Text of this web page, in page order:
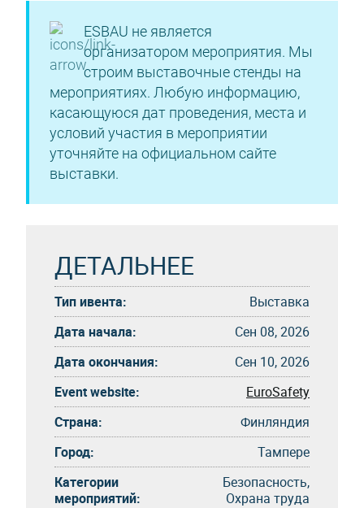
ESBAU не является
организатором мероприятия. Мы
строим выставочные стенды на
мероприятиях. Любую информацию,
касающуюся дат проведения, места и
условий участия в мероприятии
уточняйте на официальном сайте
выставки.
ДЕТАЛЬНЕЕ
Тип ивента:
Выставка
Дата начала:
Сен 08, 2026
Дата окончания:
Сен 10, 2026
Event website:
EuroSafety
Страна:
Финляндия
Город:
Тампере
Категории
мероприятий:
Безопасность,
Охрана труда